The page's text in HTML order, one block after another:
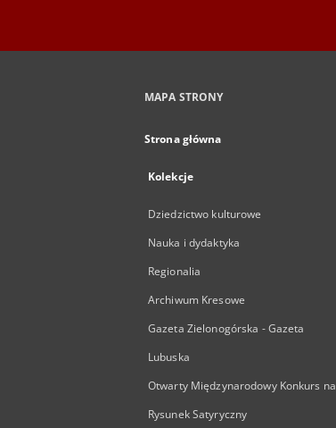
MAPA STRONY
Strona główna
Kolekcje
Dziedzictwo kulturowe
Nauka i dydaktyka
Regionalia
Archiwum Kresowe
Gazeta Zielonogórska - Gazeta
Lubuska
Otwarty Międzynarodowy Konkurs na
Rysunek Satyryczny